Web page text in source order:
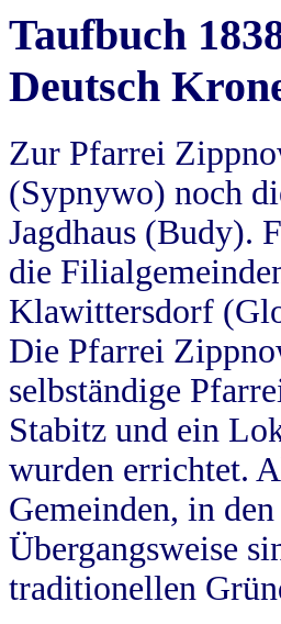
Taufbuch
Deutsch
Zur Pfarrei
(Sypnywo) noch
Jagdhaus (Budy).
die
Klawittersdorf
Die Pfarrei
selbständige
Stabitz und ein
wurden errichtet.
Gemeinden, in
Übergangsweise
traditionellen